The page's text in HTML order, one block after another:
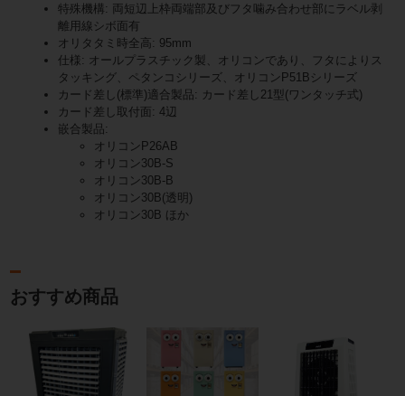
特殊機構: 両短辺上枠両端部及びフタ噛み合わせ部にラベル剥
離用線シボ面有
オリタタミ時全高: 95mm
仕様: オールプラスチック製、オリコンであり、フタによりス
タッキング、ペタンコシリーズ、オリコンP51Bシリーズ
カード差し(標準)適合製品: カード差し21型(ワンタッチ式)
カード差し取付面: 4辺
嵌合製品:
オリコンP26AB
オリコン30B-S
オリコン30B-B
オリコン30B(透明)
オリコン30B ほか
おすすめ商品